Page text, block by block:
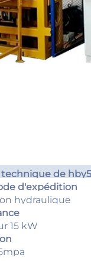
de
d'expédition
hydraulique
15 kW